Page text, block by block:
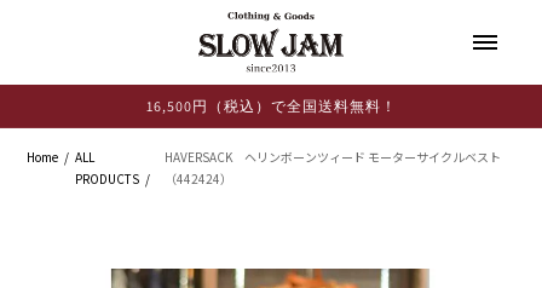
16,500円（税込）で全国送料無料！
Home
ALL
PRODUCTS
HAVERSACK ヘリンボーンツィード モーターサイクルベスト
（442424）